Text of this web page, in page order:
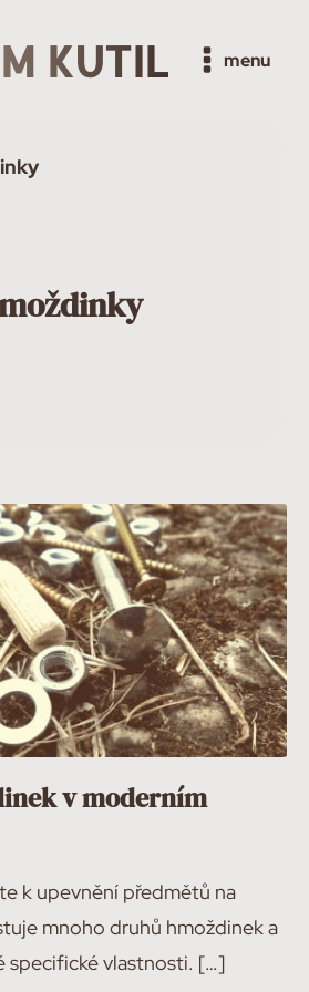
KUTIL menu
v moderním
k upevnění předmětů na
mnoho druhů hmoždinek a
specifické vlastnosti. […]